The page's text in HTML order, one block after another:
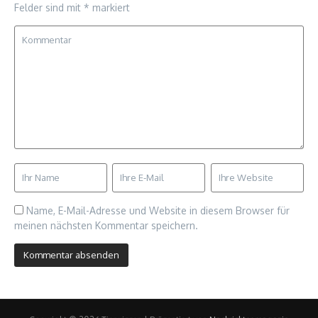
Felder sind mit * markiert
Name, E-Mail-Adresse und Website in diesem Browser für
meinen nächsten Kommentar speichern.